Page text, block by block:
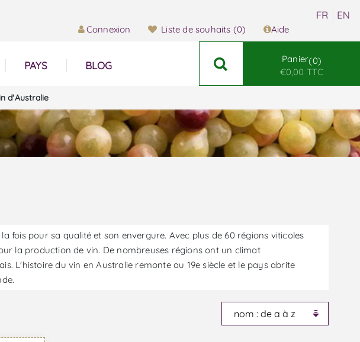
Connexion Liste de souhaits (0) Aide
PAYS BLOG
Panier 0
€0,00 TTC
d'Australie
fois pour sa qualité et son envergure. Avec plus de 60 régions viticoles
la production de vin. De nombreuses régions ont un climat
L'histoire du vin en Australie remonte au 19e siècle et le pays abrite